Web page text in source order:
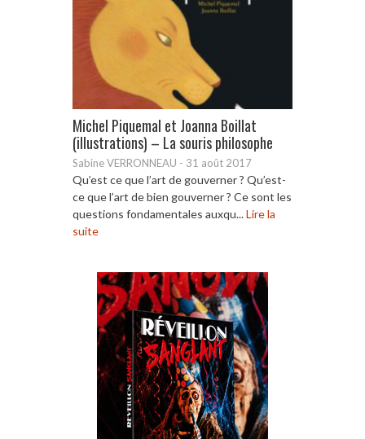
Michel Piquemal et Joanna Boillat
(illustrations) – La souris philosophe
Sabine VERRONNEAU - 31 août 2017
Qu’est ce que l’art de gouverner ? Qu’est-
ce que l’art de bien gouverner ? Ce sont les
questions fondamentales auxqu...Lire la
suite